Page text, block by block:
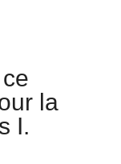
la
I.